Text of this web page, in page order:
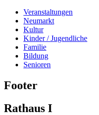
Veranstaltungen
Neumarkt
Kultur
Kinder / Jugendliche
Familie
Bildung
Senioren
Footer
Rathaus I